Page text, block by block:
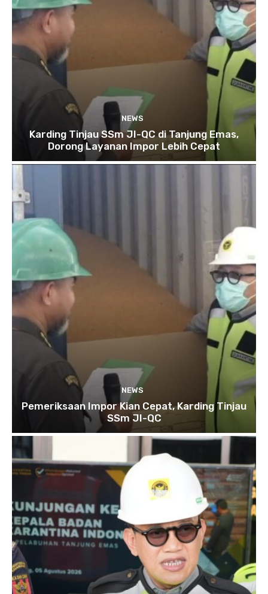
NEWS
Karding Tinjau SSm JI-QC di Tanjung Emas,
Dorong Layanan Impor Lebih Cepat
NEWS
Pemeriksaan Impor Kian Cepat, Karding Tinjau
SSm JI-QC